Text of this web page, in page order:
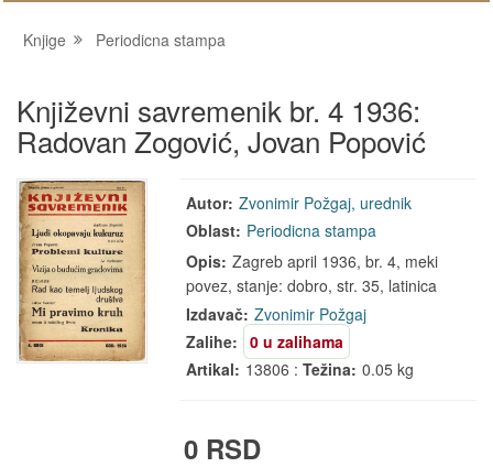
Knjige Periodicna stampa
Književni savremenik br. 4 1936:
Radovan Zogović, Jovan Popović
Autor: Zvonimir Požgaj, urednik
Oblast: Periodicna stampa
Opis: Zagreb april 1936, br. 4, meki
povez, stanje: dobro, str. 35, latinica
Izdavač: Zvonimir Požgaj
Zalihe:
0 u zalihama
Artikal: 13806 :Težina: 0.05 kg
0 RSD